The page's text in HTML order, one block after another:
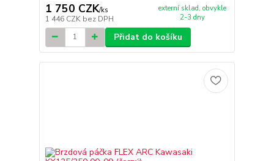
1 750 CZK/ks
1 446 CZK bez DPH
externí sklad, obvykle
2-3 dny
Přidat do košíku